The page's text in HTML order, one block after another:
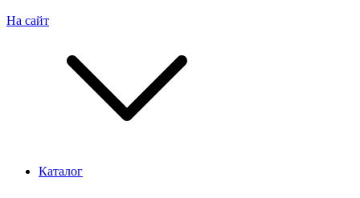
На сайт
Каталог